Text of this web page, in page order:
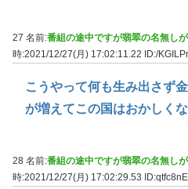
27 名前:番組の途中ですが翡翠の名無し
時:2021/12/27(月) 17:02:11.22
ID:/
こうやって何も生み出さず
が増えてこの国はおかしく
28 名前:番組の途中ですが翡翠の名無し
時:2021/12/27(月) 17:02:29.53